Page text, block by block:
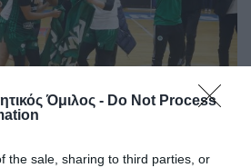
Όμιλος - Do Not Process
the sale, sharing to third parties, or
σπουδαία ευρωπαϊκή νίκη κόντρα